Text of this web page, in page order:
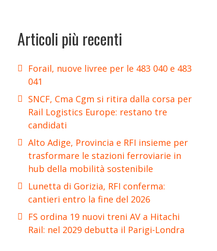
Articoli più recenti
Forail, nuove livree per le 483 040 e 483
041
SNCF, Cma Cgm si ritira dalla corsa per
Rail Logistics Europe: restano tre
candidati
Alto Adige, Provincia e RFI insieme per
trasformare le stazioni ferroviarie in
hub della mobilità sostenibile
Lunetta di Gorizia, RFI conferma:
cantieri entro la fine del 2026
FS ordina 19 nuovi treni AV a Hitachi
Rail: nel 2029 debutta il Parigi-Londra